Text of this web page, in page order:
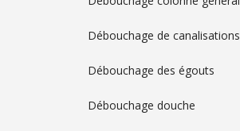
Débouchage de
Débouchage des égouts
Débouchage douche